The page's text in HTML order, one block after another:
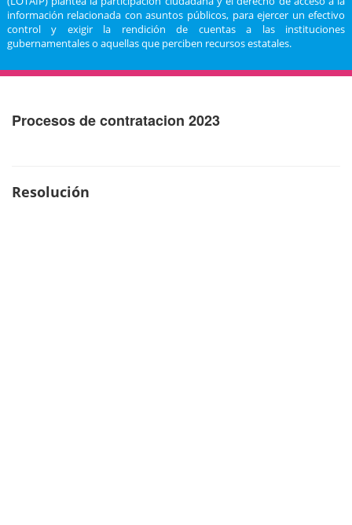
información relacionada con asuntos públicos, para ejercer un efectivo
control y exigir la rendición de cuentas a las instituciones
gubernamentales o aquellas que perciben recursos estatales.
Procesos de contratacion 2023
Resolución